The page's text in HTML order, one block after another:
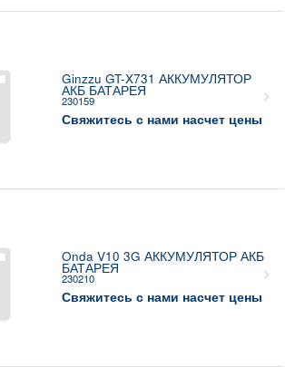
Ginzzu GT-X731 АККУМУЛЯТОР
АКБ БАТАРЕЯ
230159
Свяжитесь с нами насчет цены
Onda V10 3G АККУМУЛЯТОР АКБ
БАТАРЕЯ
230210
Свяжитесь с нами насчет цены